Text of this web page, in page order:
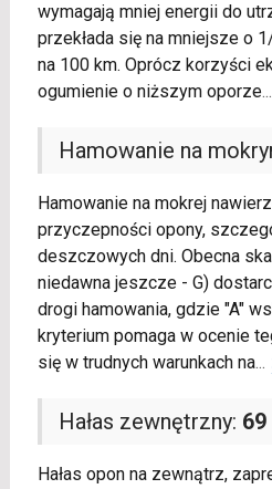
wymagają mniej energii do
przekłada się na mniejsze o
na 100 km. Oprócz korzyści
ogumienie o niższym oporze...
Hamowanie na
Hamowanie na mokrej
przyczepności opony,
deszczowych dni. Obecna
niedawna jeszcze - G)
drogi hamowania, gdzie "A"
kryterium pomaga w ocenie
się w trudnych warunkach na...
Hałas zewnętrzny:
Hałas opon na zewnątrz,